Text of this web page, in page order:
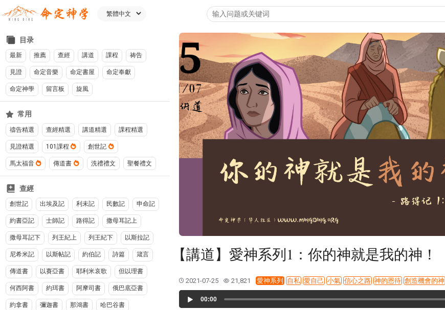
目录
最新 推薦 查經 講道 課程 祷告
見證 命定音樂 命定書屋 命定奉獻
命定神學 留言板 旋風
常用
禱告精選 查經精選 講道精選 課程精選
見證精選 101課程 創世記
馬太福音 傳道書 洗禮禮文 聖餐禮文
查經
創世記 出埃及記 利未記 民數記 申命記
約書亞記 士師記 路得記 撒母耳記上
撒母耳記下 列王紀上 列王紀下 以斯拉記
尼希米記 以斯帖記 約伯記 詩篇 箴言
傳道書 以賽亞書 耶利米哀歌 但以理書
何西阿書 約珥書 阿摩司書 俄巴底亞書
約拿書 彌迦書 那鴻書 哈巴谷書
【講道】愛神系列1：你的神就是我的神！
2021-07-25 21,821 愛神系列 自私 愛自己 小氣 信心之路 神的恩待 創造機會的神
Player
00:00